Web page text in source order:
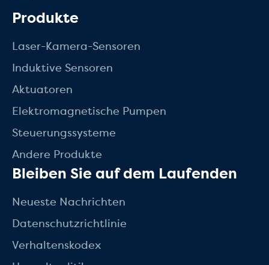
Produkte
Laser-Kamera-Sensoren
Induktive Sensoren
Aktuatoren
Elektromagnetische Pumpen
Steuerungssysteme
Andere Produkte
Bleiben Sie auf dem Laufenden
Neueste Nachrichten
Datenschutzrichtlinie
Verhaltenskodex